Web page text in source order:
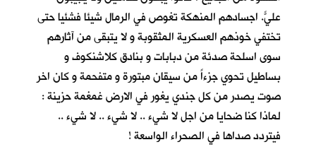
عليّ. اجسادهم المنهكة تغوص في الرمال شيئا فشئياً حتى
تختفي خوذهم العسكرية المثقوبة و لا يتبقى من آثارهم
سوى اسلحة صدئة من دبابات و بنادق كلاشنكوف و
بساطيل تحوي جزءاً من سيقان مبتورة و متفحمة و كان اخر
صوت يصدر من كل جندي يغور في الارض غمغمة حزينة :
لماذا كنا ضحايا من اجل لا شيء .. لا شيء .. لا شيء ..
فيتردد صداها في الصحراء الواسعة !